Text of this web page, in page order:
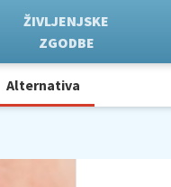
ŽIVLJENJSKE
ZGODBE
Alternativa